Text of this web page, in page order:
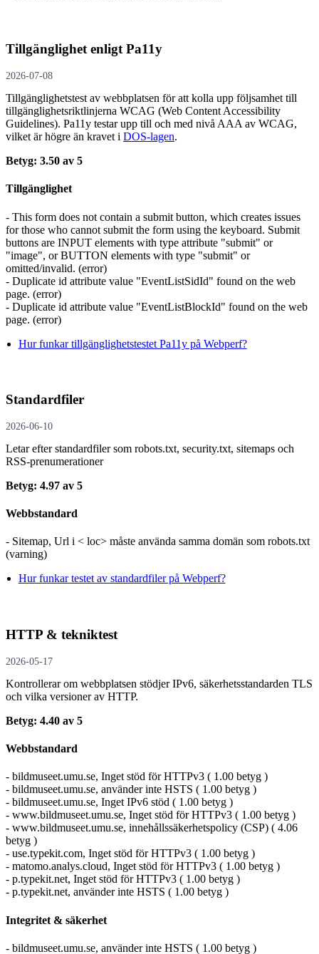
Tillgänglighet enligt Pa11y
2026-07-08
Tillgänglighetstest av webbplatsen för att kolla upp följsamhet till
tillgänglighets­riktlinjerna WCAG (Web Content Accessibility
Guidelines). Pa11y testar upp till och med nivå AAA av WCAG,
vilket är högre än kravet i DOS-lagen.
Betyg: 3.50 av 5
Tillgänglighet
- This form does not contain a submit button, which creates issues
for those who cannot submit the form using the keyboard. Submit
buttons are INPUT elements with type attribute "submit" or
"image", or BUTTON elements with type "submit" or
omitted/invalid. (error)
- Duplicate id attribute value "EventListSidId" found on the web
page. (error)
- Duplicate id attribute value "EventListBlockId" found on the web
page. (error)
Hur funkar tillgänglighetstestet Pa11y på Webperf?
Standardfiler
2026-06-10
Letar efter standardfiler som robots.txt, security.txt, sitemaps och
RSS-prenumerationer
Betyg: 4.97 av 5
Webbstandard
- Sitemap, Url i < loc> måste använda samma domän som robots.txt
(varning)
Hur funkar testet av standardfiler på Webperf?
HTTP & tekniktest
2026-05-17
Kontrollerar om webbplatsen stödjer IPv6, säkerhets­standarden TLS
och vilka versioner av HTTP.
Betyg: 4.40 av 5
Webbstandard
- bildmuseet.umu.se, Inget stöd för HTTPv3 ( 1.00 betyg )
- bildmuseet.umu.se, använder inte HSTS ( 1.00 betyg )
- bildmuseet.umu.se, Inget IPv6 stöd ( 1.00 betyg )
- www.bildmuseet.umu.se, Inget stöd för HTTPv3 ( 1.00 betyg )
- www.bildmuseet.umu.se, innehållssäkerhetspolicy (CSP) ( 4.06
betyg )
- use.typekit.com, Inget stöd för HTTPv3 ( 1.00 betyg )
- matomo.analys.cloud, Inget stöd för HTTPv3 ( 1.00 betyg )
- p.typekit.net, Inget stöd för HTTPv3 ( 1.00 betyg )
- p.typekit.net, använder inte HSTS ( 1.00 betyg )
Integritet & säkerhet
- bildmuseet.umu.se, använder inte HSTS ( 1.00 betyg )